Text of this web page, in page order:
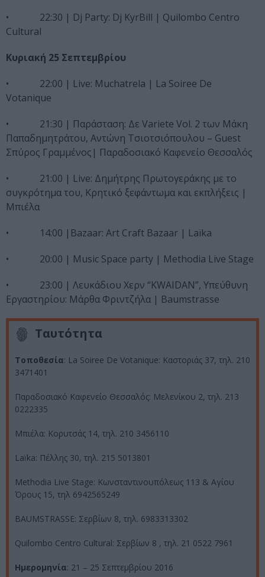
• 22:30 | Dj Party: Dj KyrBill | Quilombo Centro
Cultural
Κυριακή 25 Σεπτεμβρίου
• 22:00 | Live: Muchatrela | La Soiree De
Votanique
• 21:30 | Παράσταση: Δε Variete Vol. 2 των Μάκη
Παπαδημητράτου, Αντώνη Τσιοτσιόπουλου – Guest
Σπύρος Γραμμένος| Παραδοσιακό Καφενείο Θεσσαλός
• 21:00 | Live: Δημήτρης Πρωτογεράκης με το
συγκρότημα του, Κρητικό ξεφάντωμα και εκπλήξεις |
Μπιέλα
• 14:00 |Bazaar: Art Craft Bazaar | Laïka
• 20:00 | Music Space party | Methodia Live Stage
• 23:00 | Λευκάδιου Χερν “ΚWAIDAN”, Υπεύθυνη
Εργαστηρίου: Μάρθα Φριντζήλα | Βaumstrasse
Ταυτότητα
Τοποθεσία: La Soiree De Votanique: Καστοριάς 37, τηλ. 210
3471401
Παραδοσιακό Καφενείο Θεσσαλός: Μελενίκου 2, τηλ. 213
0222335
Μπιέλα: Κορυτσάς 14, τηλ. 210 3456110
Laïka: Πέλλης 30, τηλ. 215 5013801
Methodia Live Stage: Κωνσταντινουπόλεως 113 & Αγίου
Όρους 15, τηλ 6942565249
BAUMSTRASSE: Σερβίων 8, τηλ. 6983313302
Quilombo Centro Cultural: Σερβίων 8 , τηλ. 21 0522 7961
Ημερομηνία: 21 – 25 Σεπτεμβρίου 2016